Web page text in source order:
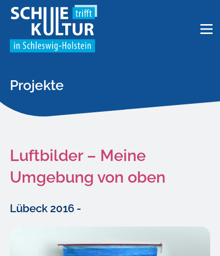
Projekte
Luftbilder – Meine
Umgebung von oben
Lübeck 2016 -